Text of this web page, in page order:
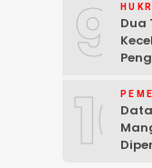
9
Dua
10